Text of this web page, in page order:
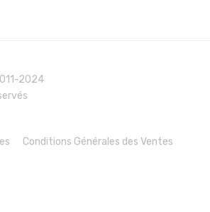
2024
Conditions Générales des Ventes